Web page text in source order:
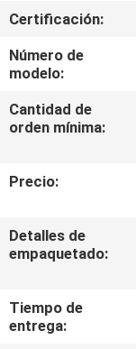
POR
LA
DE
CONTACTA
CON
NOSOTROS
Certificación:
Número de
modelo:
Cantidad de
orden mínima:
Precio:
Detalles de
empaquetado:
Tiempo de
entrega: